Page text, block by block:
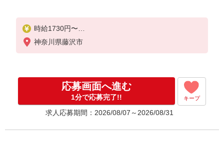
時給1730円〜
※残業代支給
★交通費別途支給（規定あり）
入社祝い金10万円支給(規定有)
お友達を紹介頂くと,
インセンティブ支給(規定有)
゜・。○。・゜+゜・。○。・゜+゜
神奈川県藤沢市
応募画面へ進む
1分で応募完了!! キープ
求人応募期間：2026/08/07～2026/08/31